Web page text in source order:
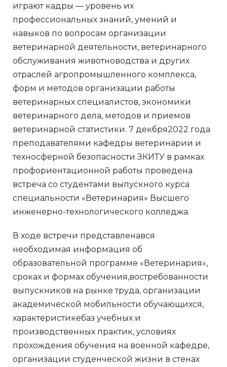
играют кадры — уровень их
профессиональных знаний, умений и
навыков по вопросам организации
ветеринарной деятельности, ветеринарного
обслуживания животноводства и других
отраслей агропромышленного комплекса,
форм и методов организации работы
ветеринарных специалистов, экономики
ветеринарного дела, методов и приемов
ветеринарной статистики. 7 декбря2022 года
преподавателями кафедры ветеринарии и
техносферной безопасности ЗКИТУ в рамках
профориентационной работы проведена
встреча со студентами выпускного курса
специальности «Ветеринария» Высшего
инженерно-технологического колледжа.
В ходе встречи представленався
необходимая информация об
образовательной программе «Ветеринария»,
сроках и формах обучения,востребованности
выпускников на рынке труда, организации
академической мобильности обучающихся,
характеристикебаз учебных и
производственных практик, условиях
прохождения обучения на военной кафедре,
организации студенческой жизни в стенах